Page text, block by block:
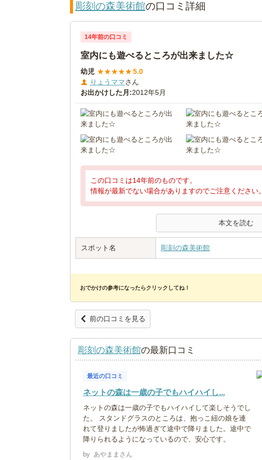
彫刻の森美術館の口コミ詳細
14年前の口コミ
室内にも遊べるところが出来ました☆
幼児 ★★★★★5.0
りょうママさん
お出かけした月:2012年5月
この口コミは14年前のものです。
情報が最新でない場合がありますのでご注意ください。
本文を読む
スポット名 彫刻の森美術館
おでかけの参考になったらクリックしてね！
前の口コミを見る
彫刻の森美術館の最新口コミ
最近の口コミ
ネットの森は一歳の子でもハイハイし...
ネットの森は一歳の子でもハイハイして楽しそうでし
た。 スタンドグラスのところは、抱っこ紐の娘を連
れて登りましたが怖過ぎて途中で降りました。途中で
降りられるようになっているので、安心です。
by あやままさん